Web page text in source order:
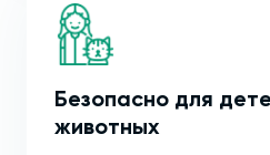
Безопасно для
животных